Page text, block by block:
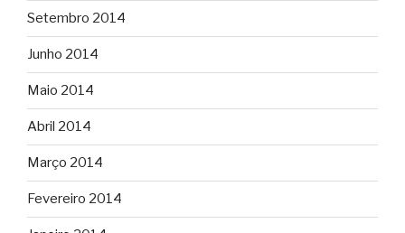
Setembro 2014
Junho 2014
Maio 2014
Abril 2014
Março 2014
Fevereiro 2014